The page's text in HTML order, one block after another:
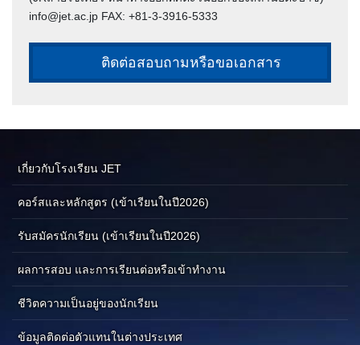
info@jet.ac.jp FAX: +81-3-3916-5333
ติดต่อสอบถามหรือขอเอกสาร
เกี่ยวกับโรงเรียน JET
คอร์สและหลักสูตร (เข้าเรียนในปี2026)
รับสมัครนักเรียน (เข้าเรียนในปี2026)
ผลการสอบ และการเรียนต่อหรือเข้าทำงาน
ชีวิตความเป็นอยู่ของนักเรียน
ข้อมูลติดต่อตัวแทนในต่างประเทศ